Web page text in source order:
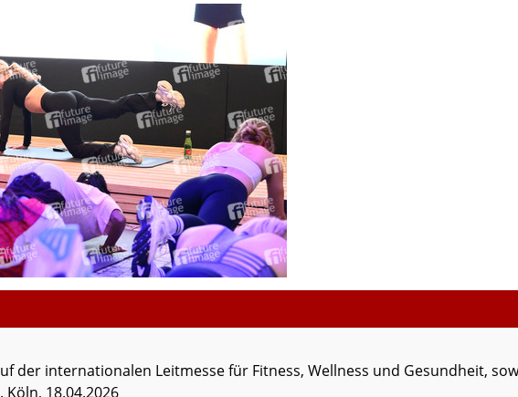
der internationalen Leitmesse für Fitness, Wellness und Gesundheit,
18.04.2026